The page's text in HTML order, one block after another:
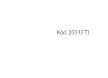
Kód:2004371